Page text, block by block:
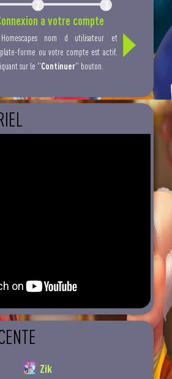
a votre compte
nom d utilisateur et
forme ou votre compte est actif.
sur le "Continuer" bouton.
Selectionnez le
generer.
Zik